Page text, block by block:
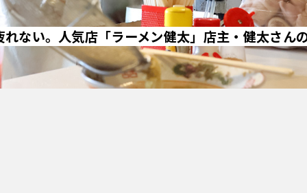
ない。人気店「ラーメン健太」店主・健太さん